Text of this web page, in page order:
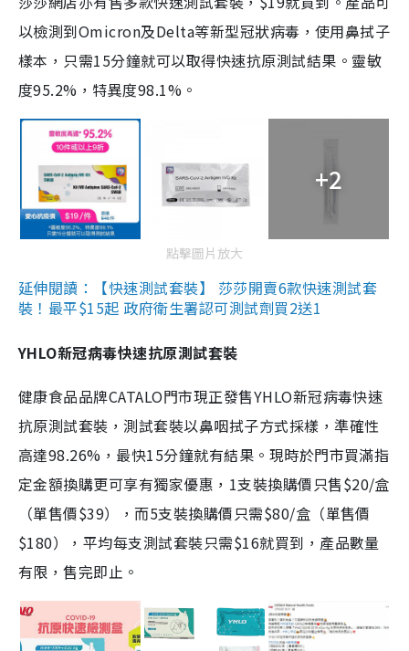
以檢測到Omicron及Delta等新型冠狀病毒，使用鼻拭子
樣本，只需15分鐘就可以取得快速抗原測試結果。靈敏
度95.2%，特異度98.1%。
+2
點擊圖片放大
延伸閱讀：【快速測試套裝】 莎莎開賣6款快速測試套
裝！最平$15起 政府衛生署認可測試劑買2送1
YHLO新冠病毒快速抗原測試套裝
健康食品品牌CATALO門市現正發售YHLO新冠病毒快速
抗原測試套裝，測試套裝以鼻咽拭子方式採樣，準確性
高達98.26%，最快15分鐘就有結果。現時於門市買滿指
定金額換購更可享有獨家優惠，1支裝換購價只售$20/盒
（單售價$39），而5支裝換購價只需$80/盒（單售價
$180），平均每支測試套裝只需$16就買到，產品數量
有限，售完即止。